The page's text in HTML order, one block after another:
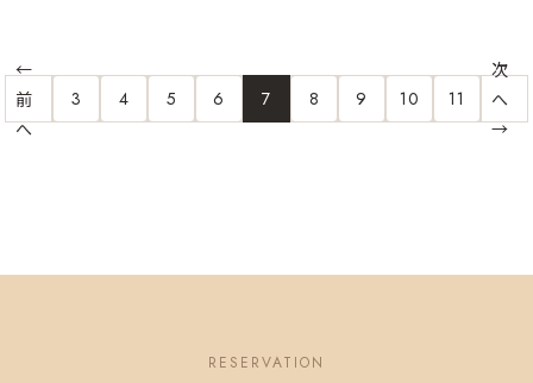
←
前
へ
3 4 5 6 7 8 9 10 11
次
へ
→
RESERVATION